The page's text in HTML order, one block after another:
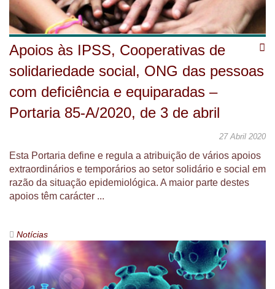
Apoios às IPSS, Cooperativas de
solidariedade social, ONG das pessoas
com deficiência e equiparadas –
Portaria 85-A/2020, de 3 de abril
27 Abril 2020
Esta Portaria define e regula a atribuição de vários apoios
extraordinários e temporários ao setor solidário e social em
razão da situação epidemiológica. A maior parte destes
apoios têm carácter ...
Notícias